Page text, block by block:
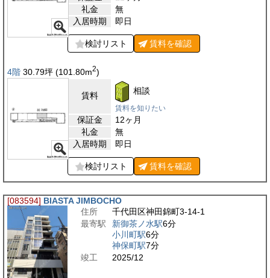
礼金
無
入居時期
即日
検討リスト 賃料を確認
4階 30.79坪 (101.80m2)
賃料 相談
賃料を知りたい
保証金
12ヶ月
礼金
無
入居時期
即日
検討リスト 賃料を確認
[083594] BIASTA JIMBOCHO
住所
千代田区神田錦町3-14-1
最寄駅
新御茶ノ水駅6分
小川町駅6分
神保町駅7分
竣工
2025/12